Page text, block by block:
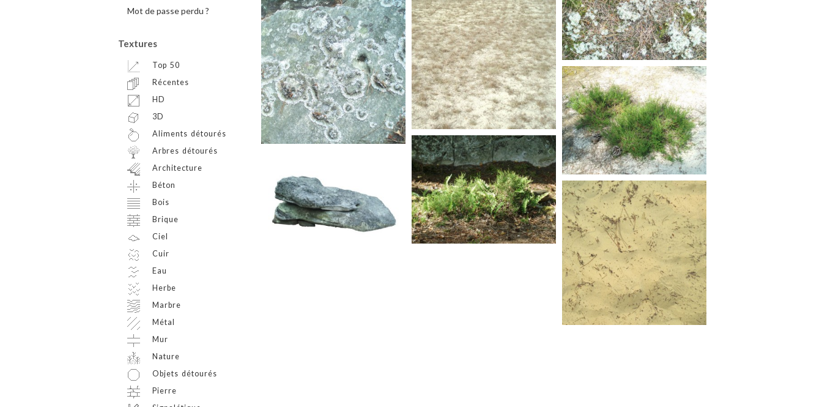
Mot de passe perdu ?
Textures
Top 50
Récentes
HD
3D
Aliments détourés
Arbres détourés
Architecture
Béton
Bois
Brique
Ciel
Cuir
Eau
Herbe
Marbre
Métal
Mur
Nature
Objets détourés
Pierre